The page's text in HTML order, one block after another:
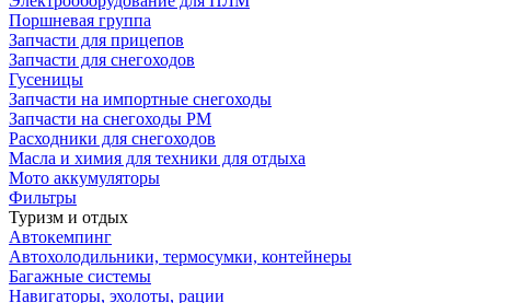
Поршневая группа
Запчасти для прицепов
Запчасти для снегоходов
Гусеницы
Запчасти на импортные снегоходы
Запчасти на снегоходы РМ
Расходники для снегоходов
Масла и химия для техники для отдыха
Мото аккумуляторы
Фильтры
Туризм и отдых
Автокемпинг
Автохолодильники, термосумки, контейнеры
Багажные системы
Навигаторы, эхолоты, рации